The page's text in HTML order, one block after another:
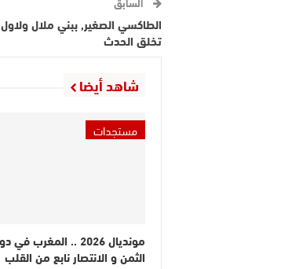
الطاكسي الصغير, ببني ملال
تخلق الحدث‎
شاهد أيضا
مستجدات
مونديال 2026 .. المغرب في
الثمن و الانتصار نابع من القلب